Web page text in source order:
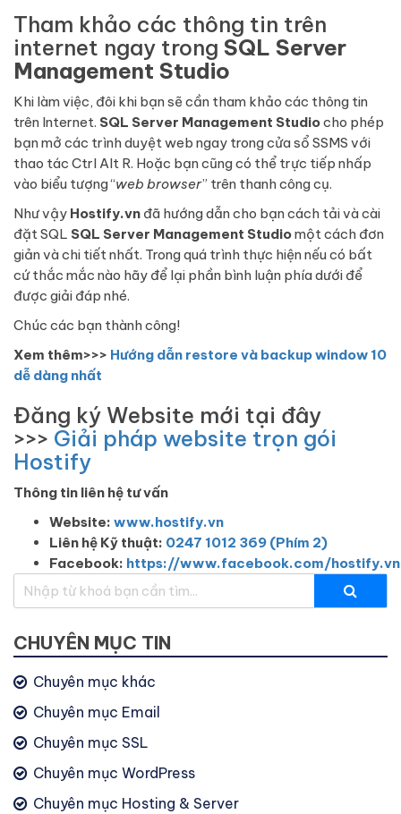
Tham khảo các thông tin trên
internet ngay trong SQL Server
Management Studio
Khi làm việc, đôi khi bạn sẽ cần tham khảo các thông tin
trên Internet. SQL Server Management Studiocho phép
bạn mở các trình duyệt web ngay trong cửa sổ SSMS với
thao tác Ctrl Alt R. Hoặc bạn cũng có thể trực tiếp nhấp
vào biểu tượng “web browser” trên thanh công cụ.
Như vậy Hostify.vn đã hướng dẫn cho bạn cách tải và cài
đặt SQL SQL Server Management Studiomột cách đơn
giản và chi tiết nhất. Trong quá trình thực hiện nếu có bất
cứ thắc mắc nào hãy để lại phần bình luận phía dưới để
được giải đáp nhé.
Chúc các bạn thành công!
Xem thêm>>> Hướng dẫn restore và backup window 10
dễ dàng nhất
Đăng ký Website mới tại đây
>>> Giải pháp website trọn gói
Hostify
Thông tin liên hệ tư vấn
Website: www.hostify.vn
Liên hệ Kỹ thuật: 0247 1012 369 (Phím 2)
Facebook: https://www.facebook.com/hostify.vn
CHUYÊN MỤC TIN
Chuyên mục khác
Chuyên mục Email
Chuyên mục SSL
Chuyên mục WordPress
Chuyên mục Hosting & Server